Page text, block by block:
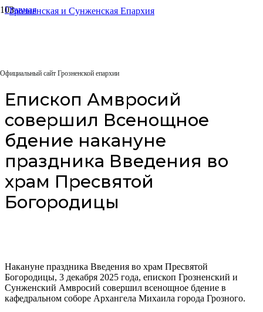
Официальный сайт Грозненской епархии
Главная
03.12.2025
Епископ Амвросий
совершил Всенощное
бдение накануне
праздника Введения во
храм Пресвятой
Богородицы
Накануне праздника Введения во храм Пресвятой
Богородицы, 3 декабря 2025 года, епископ Грозненский и
Сунженский Амвросий совершил всенощное бдение в
кафедральном соборе Архангела Михаила города Грозного.